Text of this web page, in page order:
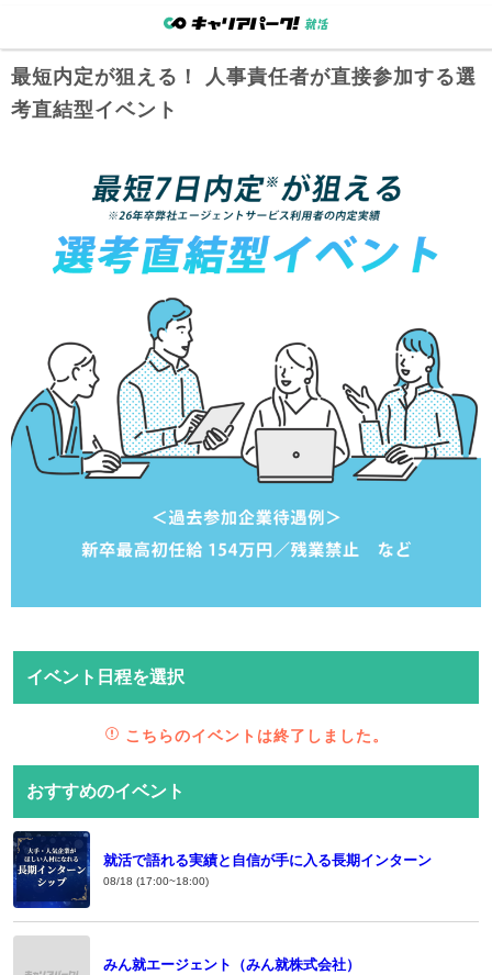
最短内定が狙える！ 人事責任者が直接参加する選
考直結型イベント
イベント日程を選択
こちらのイベントは終了しました。
おすすめのイベント
就活で語れる実績と自信が手に入る長期インターン
08/18 (17:00~18:00)
みん就エージェント（みん就株式会社）